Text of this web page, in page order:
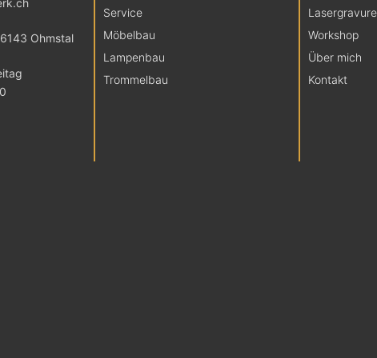
Ohmstal
Service
Möbelbau
Lampenbau
Trommelbau
Workshop
Über mich
Kontakt